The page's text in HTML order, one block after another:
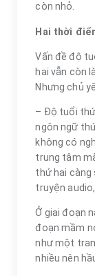
còn nhỏ.
Hai thời
Vấn đề độ
hai vẫn còn
Nhưng chủ
– Độ tuổi thứ
ngôn ngữ
không có
trung tâm
thứ hai càng
truyện audio,
Ở giai đoạn
đoạn mầm
như một
nhiều nên